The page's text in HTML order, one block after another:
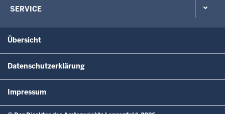
SERVICE
Übersicht
Datenschutzerklärung
Impressum